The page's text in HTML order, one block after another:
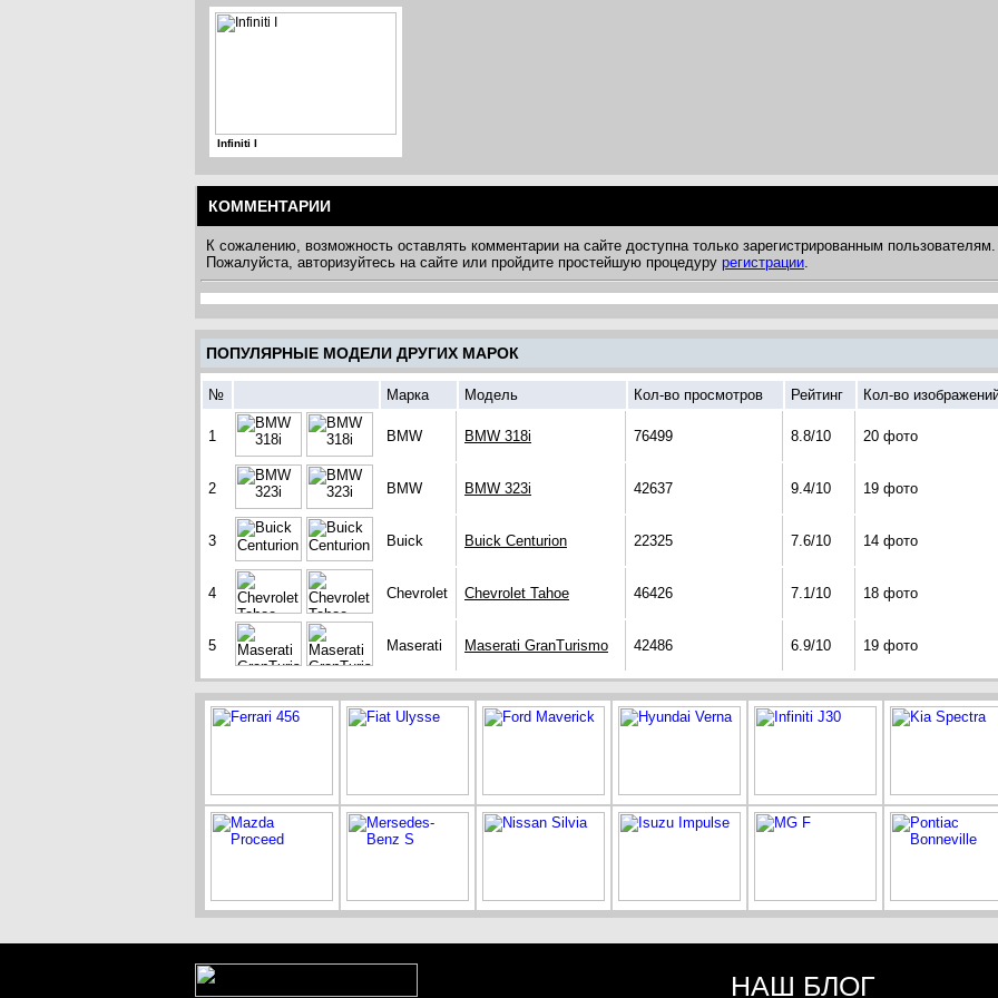
Infiniti I
КОММЕНТАРИИ
К сожалению, возможность оставлять комментарии на сайте доступна только зарегистрированным пользователям.
Пожалуйста, авторизуйтесь на сайте или пройдите простейшую процедуру регистрации.
ПОПУЛЯРНЫЕ МОДЕЛИ ДРУГИХ МАРОК
№ Марка Модель Кол-во просмотров Рейтинг Кол-во
1 BMW BMW 318i 76499 8.8/10 20 фото
2 BMW BMW 323i 42637 9.4/10 19 фото
3 Buick Buick Centurion 22325 7.6/10 14 фото
4 Chevrolet Chevrolet Tahoe 46426 7.1/10 18 фото
5 Maserati Maserati GranTurismo 42486 6.9/10 19 фото
НАШ БЛОГ